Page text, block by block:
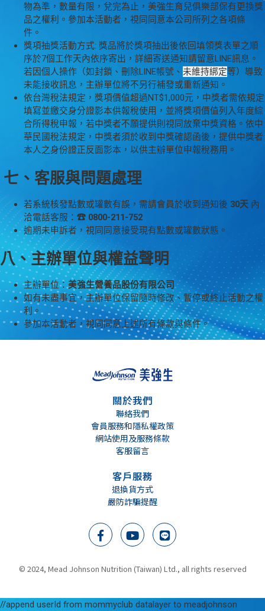
物為準，數量有限，兌完為止，美強生育兒俱樂部保有更換獎
品之權利。參加本活動者，視同同意本公司所列之各項條
件。
獎項抽獎活動方式: 獎品將於獎項抽出後依回填領獎表單之順
序於7個工作天內依序寄出，詳細寄送通知請留意LINE訊息。
若因個人操作（如封鎖、刪除LINE帳號、 未維持綁定等）導致
未能接收訊息，主辦單位將不另行補發或重新通知。
依台灣稅法規定，獎項價值超過NT$1,000元，中獎者需依規定
填寫並繳交身分證影本供報稅使用，並將獎項價值列入年度綜
合所得稅申報，若中獎者不願提供則視同放棄中獎資格。依中
華民國稅法規定，中獎者須於收到中獎確認函後，提供中獎者
本人之身份證正反面影本，以供主辦單位申報稅務用。
七、客服與問題處理
若系統核發點數或罐數有誤，需請會員於收到通知後 30天 內
洽電話客服： ☎ 0800-211-752
逾期未申訴者，視同同意接受現有點數或罐數狀態。
八、主辦單位與權益聲明
主辦單位：美強生營養品股份有限公司
如有未盡事宜，主辦單位保留隨時修改、暫停或終止活動之權
利。
參加本活動者，視同同意上述所有條款與條件。
關於我們
聯絡我們
會員服務和隱私權政策
網站使用及服務條款
客服留言
客戶服務
退換貨方式
嚴防詐騙提醒
© 2024, Mead Johnson Nutrition (Taiwan) Ltd., all rights reserved
//append userId from mommyclub datalayer to meadjohnson